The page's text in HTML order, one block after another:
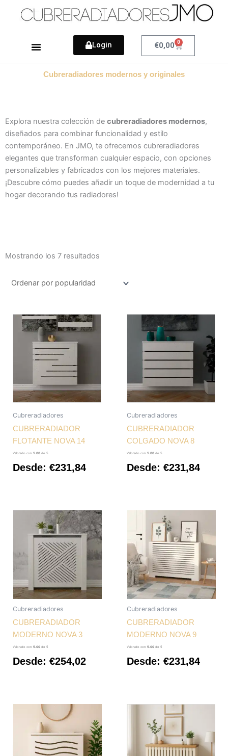
Login €0,00 0
Cart
Cubreradiadores modernos y originales
Explora nuestra colección de cubreradiadores modernos,
diseñados para combinar funcionalidad y estilo
contemporáneo. En JMO, te ofrecemos cubreradiadores
elegantes que transforman cualquier espacio, con opciones
personalizables y fabricados con los mejores materiales.
¡Descubre cómo puedes añadir un toque de modernidad a tu
hogar decorando tus radiadores!
Mostrando los 7 resultados
popularidad
Cubreradiadores
CUBRERADIADOR
FLOTANTE NOVA 14
Valorado con 5.00 de 5
Desde: €231,84
Cubreradiadores
CUBRERADIADOR
COLGADO NOVA 8
Valorado con 5.00 de 5
Desde: €231,84
Cubreradiadores
CUBRERADIADOR
MODERNO NOVA 3
Valorado con 5.00 de 5
Desde: €254,02
Cubreradiadores
CUBRERADIADOR
MODERNO NOVA 9
Valorado con 5.00 de 5
Desde: €231,84